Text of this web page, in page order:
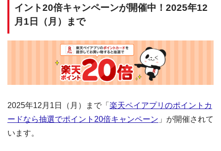
イント20倍キャンペーンが開催中！2025年12
月1日（月）まで
2025年12月1日（月）まで「 楽天ペイアプリのポイントカ
ードなら抽選でポイント20倍キャンペーン 」が開催されて
います。